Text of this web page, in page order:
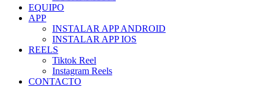
EQUIPO
APP
INSTALAR APP ANDROID
INSTALAR APP IOS
REELS
Tiktok Reel
Instagram Reels
CONTACTO